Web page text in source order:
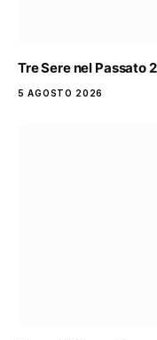
Tre Sere nel Passato
5 AGOSTO 2026